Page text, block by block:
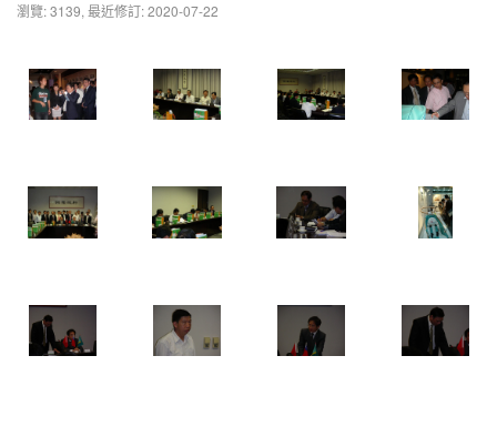
瀏覽: 3139, 最近修訂: 2020-07-22